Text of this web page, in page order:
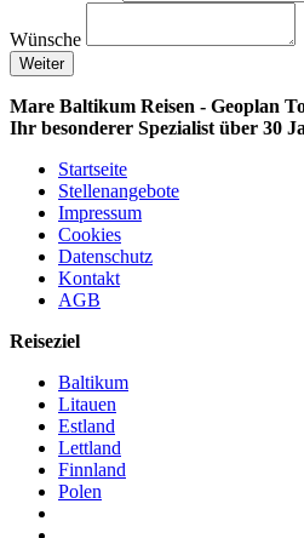
Wünsche
Weiter
Mare Baltikum Reisen - Geoplan
Ihr besonderer Spezialist über 30
Startseite
Stellenangebote
Impressum
Cookies
Datenschutz
Kontakt
AGB
Reiseziel
Baltikum
Litauen
Estland
Lettland
Finnland
Polen